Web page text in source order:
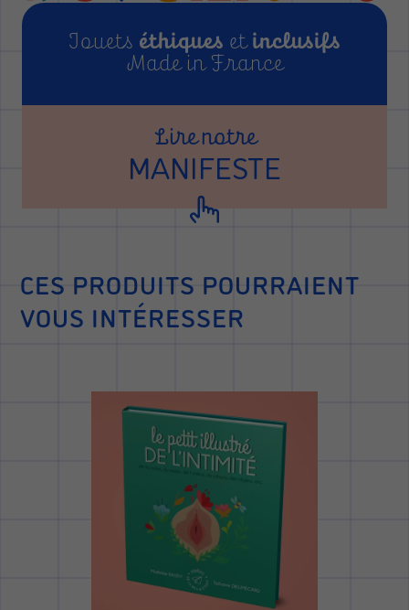
Lire notre
MANIFESTE
Jouets éthiques et inclusifs
Made in France
CES PRODUITS POURRAIENT
VOUS INTÉRESSER